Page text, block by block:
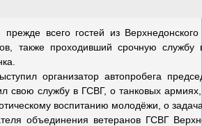
прежде всего гостей из
также проходивший срочную службу
организатор автопробега
свою службу в ГСВГ, о танковых
воспитанию молодёжи, о
объединения ветеранов ГСВГ